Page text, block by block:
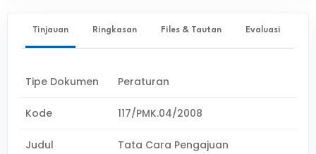
Tinjauan Ringkasan Files & Tautan Evaluasi
Tipe Dokumen Peraturan
Kode 117/PMK.04/2008
Judul
Tata Cara Pengajuan